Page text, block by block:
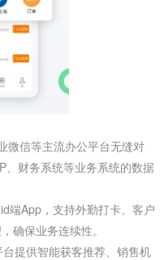
微信‌等主流办公平台无缝对
、财务系统等业务系统的数据
端App，支持外勤打卡、客户
确保业务连续性。
提供‌智能获客推荐‌、‌销售机